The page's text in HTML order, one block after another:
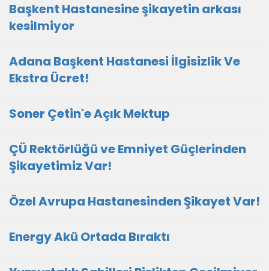
Başkent Hastanesine şikayetin arkası
kesilmiyor
Adana Başkent Hastanesi İlgisizlik Ve
Ekstra Ücret!
Soner Çetin'e Açık Mektup
ÇÜ Rektörlüğü ve Emniyet Güçlerinden
Şikayetimiz Var!
Özel Avrupa Hastanesinden Şikayet Var!
Energy Akü Ortada Bıraktı